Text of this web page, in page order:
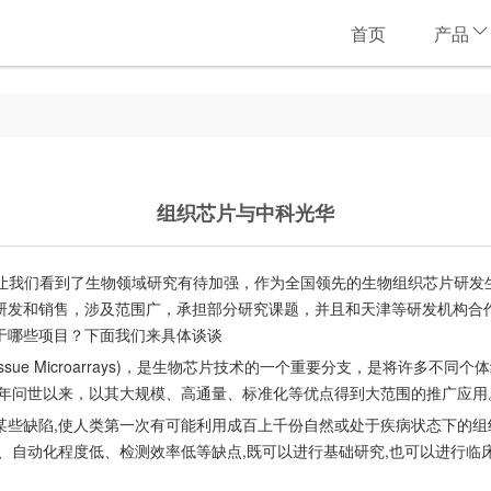
首页 产品
组织芯片与中科光华
们看到了生物领域研究有待加强，作为全国领先的生物组织芯片研
和销售，涉及范围广，承担部分研究课题，并且和天津等研发机构
些项目？下面我们来具体谈谈
Microarrays)，是生物芯片技术的一个重要分支，是将许多不同个
世以来，以其大规模、高通量、标准化等优点得到大范围的推广应
缺陷,使人类第一次有可能利用成百上千份自然或处于疾病状态下的
自动化程度低、检测效率低等缺点,既可以进行基础研究,也可以进行临